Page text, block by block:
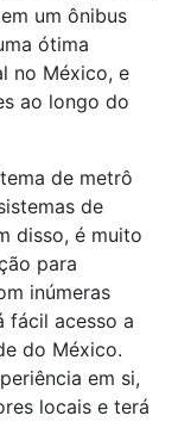
um ônibus
ótima
no México, e
ao longo do
de metrô
de
disso, é muito
para
inúmeras
fácil acesso a
do México.
em si,
locais e terá